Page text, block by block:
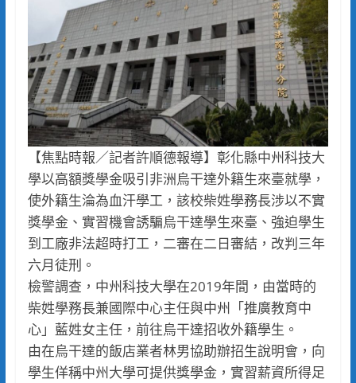
【焦點時報／記者許順德報導】彰化縣中州科技大
學以高額獎學金吸引非洲烏干達外籍生來臺就學，
使外籍生淪為血汗學工，該校柴姓學務長涉以不實
獎學金、實習機會誘騙烏干達學生來臺、強迫學生
到工廠非法超時打工，二審在二日審結，改判三年
六月徒刑。
檢警調查，中州科技大學在2019年間，由當時的
柴姓學務長兼國際中心主任與中州「推廣教育中
心」藍姓女主任，前往烏干達招收外籍學生。
由在烏干達的飯店業者林男協助辦招生說明會，向
學生佯稱中州大學可提供獎學金，實習薪資所得足